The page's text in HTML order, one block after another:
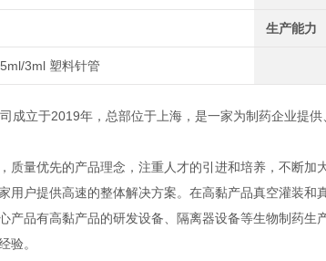
生产能力
3ml 塑料针管
成立于2019年，总部位于上海，是一家为制药企业提
质量优先的产品理念，注重人才的引进和培养，不断
用户提供高速的整体解决方案。在高黏产品真空灌装
产品有高黏产品的研发设备、隔离器设备等生物制药
验。